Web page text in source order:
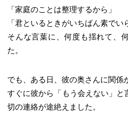
「家庭のことは整理するから」
「君といるときがいちばん素でい
そんな言葉に、何度も揺れて、
た。
でも、ある日、彼の奥さんに関係
すぐに彼から「もう会えない」と
切の連絡が途絶えました。